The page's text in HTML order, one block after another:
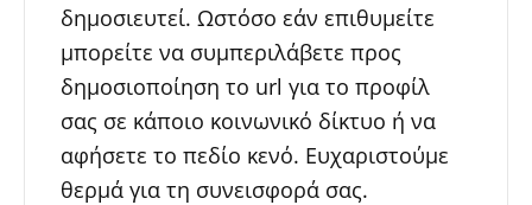
δημοσιευτεί. Ωστόσο εάν επιθυμείτε
μπορείτε να συμπεριλάβετε προς
δημοσιοποίηση το url για το προφίλ
σας σε κάποιο κοινωνικό δίκτυο ή να
αφήσετε το πεδίο κενό. Ευχαριστούμε
θερμά για τη συνεισφορά σας.